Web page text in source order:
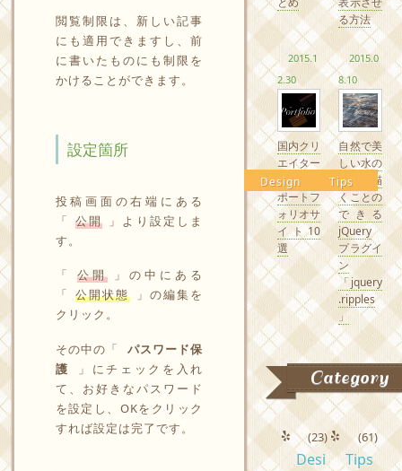
閲覧制限は、新しい記事
にも適用できますし、前
に書いたものにも制限を
かけることができます。
設定箇所
投稿画面の右端にある
「 公開
」より設定しま
す。
「 公開
」の中にある
「 公開状態
」の編集を
クリック。
その中の「
パスワード保
護
」にチェックを入れ
て、お好きなパスワード
を設定し、OKをクリック
すれば設定は完了です。
る方法
2015.1
2.30
Design
国内クリ
エイター
の素敵な
ポートフ
ォリオサ
イト10
選
2015.0
8.10
Tips
自然で美
しい水の
波紋を描
くことの
できる
jQuery
プラグイ
ン
「jquery
.ripples
」
Category
Desi
(23)
Tips
(61)